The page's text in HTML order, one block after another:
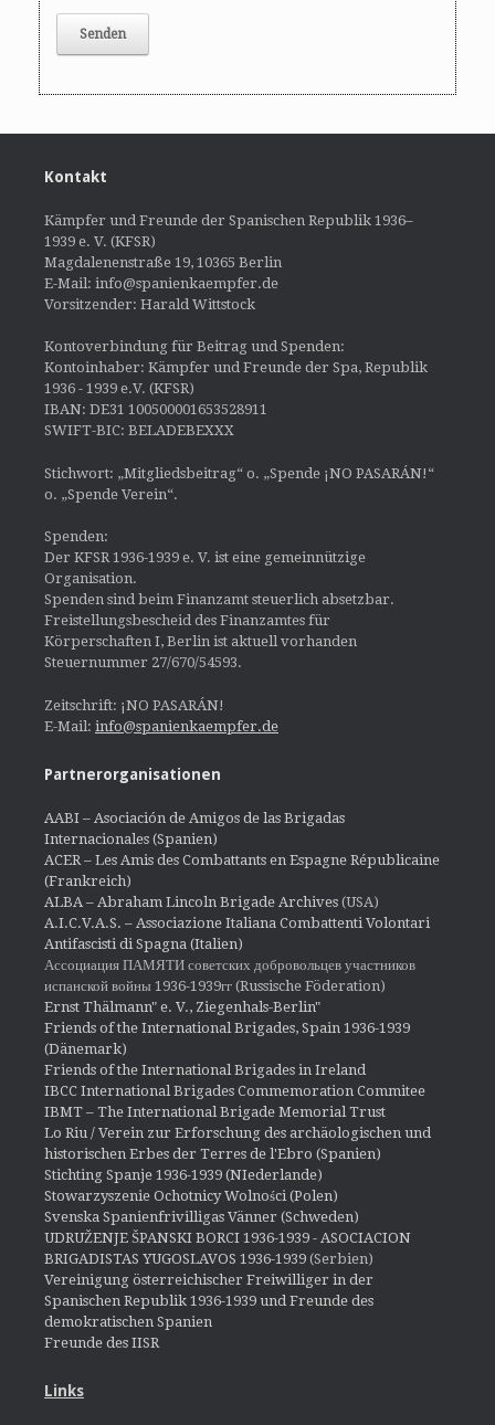
Kontakt
Kämpfer und Freunde der Spanischen Republik 1936–
1939 e. V. (KFSR)
Magdalenenstraße 19, 10365 Berlin
E-Mail: info@spanienkaempfer.de
Vorsitzender: Harald Wittstock
Kontoverbindung für Beitrag und Spenden:
Kontoinhaber: Kämpfer und Freunde der Spa, Republik
1936 - 1939 e.V. (KFSR)
IBAN: DE31 100500001653528911
SWIFT-BIC: BELADEBEXXX
Stichwort: „Mitgliedsbeitrag“ o. „Spende ¡NO PASARÁN!“
o. „Spende Verein“.
Spenden:
Der KFSR 1936-1939 e. V. ist eine gemeinnützige
Organisation.
Spenden sind beim Finanzamt steuerlich absetzbar.
Freistellungsbescheid des Finanzamtes für
Körperschaften I, Berlin ist aktuell vorhanden
Steuernummer 27/670/54593.
Zeitschrift: ¡NO PASARÁN!
E-Mail: info@spanienkaempfer.de
Partnerorganisationen
AABI – Asociación de Amigos de las Brigadas
Internacionales (Spanien)
ACER – Les Amis des Combattants en Espagne Républicaine
(Frankreich)
ALBA – Abraham Lincoln Brigade Archives (USA)
A.I.C.V.A.S. – Associazione Italiana Combattenti Volontari
Antifascisti di Spagna (Italien)
Ассоциация ПАМЯТИ советских добровольцев участников
испанской войны 1936-1939гг (Russische Föderation)
Ernst Thälmann" e. V., Ziegenhals-Berlin"
Friends of the International Brigades, Spain 1936-1939
(Dänemark)
Friends of the International Brigades in Ireland
IBCC International Brigades Commemoration Commitee
IBMT – The International Brigade Memorial Trust
Lo Riu / Verein zur Erforschung des archäologischen und
historischen Erbes der Terres de l'Ebro (Spanien)
Stichting Spanje 1936-1939 (NIederlande)
Stowarzyszenie Ochotnicy Wolności (Polen)
Svenska Spanienfrivilligas Vänner (Schweden)
UDRUŽENJE ŠPANSKI BORCI 1936-1939 - ASOCIACION
BRIGADISTAS YUGOSLAVOS 1936-1939 (Serbien)
Vereinigung österreichischer Freiwilliger in der
Spanischen Republik 1936-1939 und Freunde des
demokratischen Spanien
Freunde des IISR
Links